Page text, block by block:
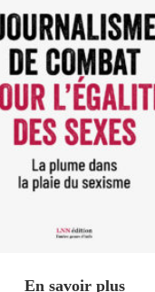
En savoir plus